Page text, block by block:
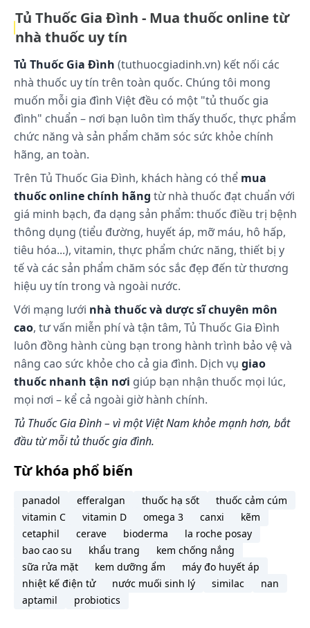
suy thận nặng, người huyết áp cao, rối loạn tim
mạch. Để viên uống phát huy tác dụng tốt nhất,
bệnh nhân nên duy trì sử dụng đều đặn, tuân
thủ hướng dẫn về liều lượng, thời gian dùng
thuốc. Cần kết hơp với chế độ ăn uống lành
mạnh, ăn nhiều rau củ quả và trái cây, hạn chế
các loại thức uống có cồn như bia, rượu, tuyệt
đối tránh xa các chất kích thích như ma túy.
Bệnh nhân nên tập thể dục thể thao trong điều
kiện sức khỏe cho phép để tăng cường sức đề
kháng cho cơ thể. Bosmaton có thể dùng cho
người lái xe và vận hành máy móc, tuy nhiên cần
thận trọng do thuốc có thể gây ra một số tác
dụng không mong muốn cho người dùng như
rối loạn giấc ngủ, buồn ngủ, đau đầu,…
Cách bảo quản:
Nơi khô ráo, thoáng mát, tránh ánh nắng mặt trời
trực tiếp
Tủ Thuốc Gia Đình - Mua thuốc online từ
nhà thuốc uy tín
Tủ Thuốc Gia Đình (tuthuocgiadinh.vn) kết nối các
nhà thuốc uy tín trên toàn quốc. Chúng tôi mong
muốn mỗi gia đình Việt đều có một "tủ thuốc gia
đình" chuẩn – nơi bạn luôn tìm thấy thuốc, thực phẩm
chức năng và sản phẩm chăm sóc sức khỏe chính
hãng, an toàn.
Trên Tủ Thuốc Gia Đình, khách hàng có thể mua
thuốc online chính hãng từ nhà thuốc đạt chuẩn với
giá minh bạch, đa dạng sản phẩm: thuốc điều trị bệnh
thông dụng (tiểu đường, huyết áp, mỡ máu, hô hấp,
tiêu hóa...), vitamin, thực phẩm chức năng, thiết bị y
tế và các sản phẩm chăm sóc sắc đẹp đến từ thương
hiệu uy tín trong và ngoài nước.
Với mạng lưới nhà thuốc và dược sĩ chuyên môn
cao, tư vấn miễn phí và tận tâm, Tủ Thuốc Gia Đình
luôn đồng hành cùng bạn trong hành trình bảo vệ và
nâng cao sức khỏe cho cả gia đình. Dịch vụ giao
thuốc nhanh tận nơi giúp bạn nhận thuốc mọi lúc,
mọi nơi – kể cả ngoài giờ hành chính.
Tủ Thuốc Gia Đình – vì một Việt Nam khỏe mạnh hơn, bắt
đầu từ mỗi tủ thuốc gia đình.
Từ khóa phổ biến
panadol efferalgan thuốc hạ sốt
thuốc cảm cúm
vitamin C
vitamin D omega 3 canxi
kẽm
cetaphil
cerave bioderma
la roche posay
bao cao su
khẩu trang
kem chống nắng
sữa rửa mặt
kem dưỡng ẩm
máy đo huyết áp
nhiệt kế điện tử
nước muối sinh lý similac
nan
aptamil
probiotics